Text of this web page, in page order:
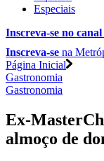
Especiais
Inscreva-se no canal
Inscreva-se na
Página Inicial
Gastronomia
Gastronomia
Ex-
almoço de